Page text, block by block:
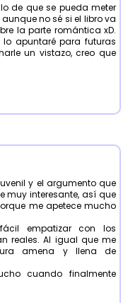
de que se pueda meter
no sé si el libro va
la parte romántica xD.
apuntaré para futuras
un vistazo, creo que
y el argumento que
muy interesante, así que
me apetece mucho
empatizar con los
reales. Al igual que me
amena y llena de
cuando finalmente